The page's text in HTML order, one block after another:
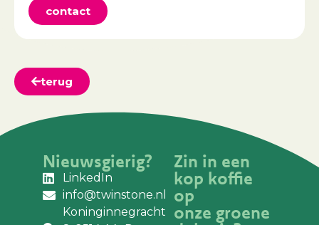
contact
terug
Nieuwsgierig?
LinkedIn
info@twinstone.nl
Koninginnegracht
Zin in een
kop koffie
op
onze groene